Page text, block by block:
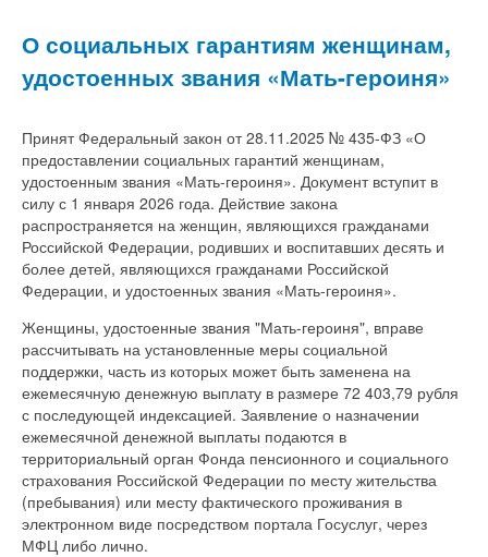
О социальных гарантиям женщинам,
удостоенных звания «Мать-героиня»
Принят Федеральный закон от 28.11.2025 № 435-ФЗ «О
предоставлении социальных гарантий женщинам,
удостоенным звания «Мать-героиня». Документ вступит в
силу с 1 января 2026 года. Действие закона
распространяется на женщин, являющихся гражданами
Российской Федерации, родивших и воспитавших десять и
более детей, являющихся гражданами Российской
Федерации, и удостоенных звания «Мать-героиня».
Женщины, удостоенные звания "Мать-героиня", вправе
рассчитывать на установленные меры социальной
поддержки, часть из которых может быть заменена на
ежемесячную денежную выплату в размере 72 403,79 рубля
с последующей индексацией. Заявление о назначении
ежемесячной денежной выплаты подаются в
территориальный орган Фонда пенсионного и социального
страхования Российской Федерации по месту жительства
(пребывания) или месту фактического проживания в
электронном виде посредством портала Госуслуг, через
МФЦ либо лично.